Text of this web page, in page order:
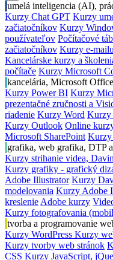
umelá inteligencia (AI),
Kurzy Chat GPT Kurzy
začiatočníkov Kurzy
používateľov Počítačové
začiatočníkov Kurzy e-mailu
Kancelárske kurzy a
počítače Kurzy Microsoft
kancelária, Microsoft
Kurzy Power BI Kurzy
prezentačné zručnosti a
riadenie Kurzy Word Kurzy
Kurzy Outlook Online
Microsoft SharePoint Kurzy
grafika, web grafika, DTP
Kurzy strihanie videa,
Kurzy grafiky - grafický
Adobe Illustrator Kurzy
modelovania Kurzy Adobe
kreslenie Adobe kurzy
Kurzy fotografovania
tvorba a programovanie
Kurzy WordPress Kurzy
Kurzy tvorby web stránok
CSS Kurzy JavaScript,